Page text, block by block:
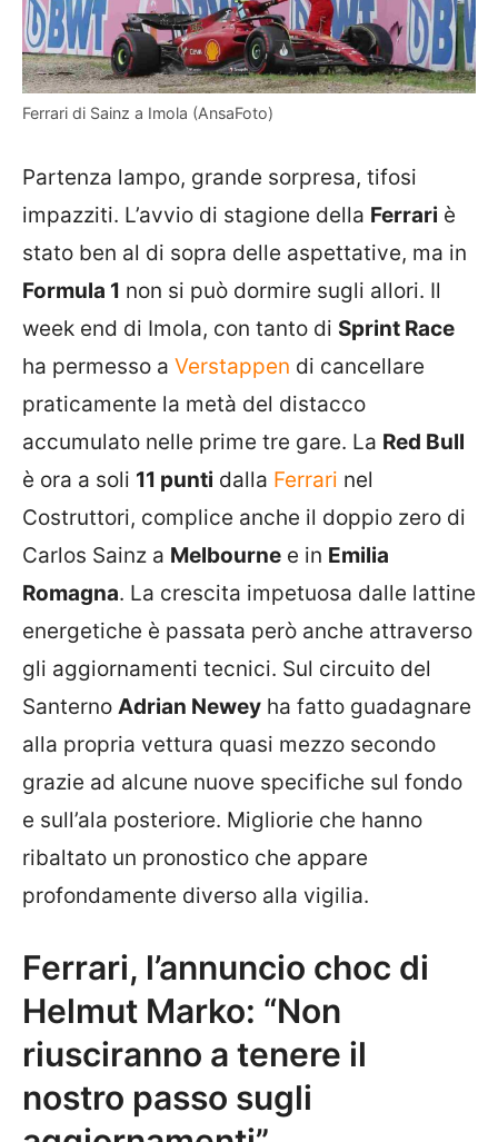
Ferrari di Sainz a Imola (AnsaFoto)
Partenza lampo, grande sorpresa, tifosi
impazziti. L’avvio di stagione della Ferrari è
stato ben al di sopra delle aspettative, ma in
Formula 1 non si può dormire sugli allori. Il
week end di Imola, con tanto di Sprint Race
ha permesso a Verstappen di cancellare
praticamente la metà del distacco
accumulato nelle prime tre gare. La Red Bull
è ora a soli 11 punti dalla Ferrari nel
Costruttori, complice anche il doppio zero di
Carlos Sainz a Melbourne e in Emilia
Romagna. La crescita impetuosa dalle lattine
energetiche è passata però anche attraverso
gli aggiornamenti tecnici. Sul circuito del
Santerno Adrian Newey ha fatto guadagnare
alla propria vettura quasi mezzo secondo
grazie ad alcune nuove specifiche sul fondo
e sull’ala posteriore. Migliorie che hanno
ribaltato un pronostico che appare
profondamente diverso alla vigilia.
Ferrari, l’annuncio choc di
Helmut Marko: “Non
riusciranno a tenere il
nostro passo sugli